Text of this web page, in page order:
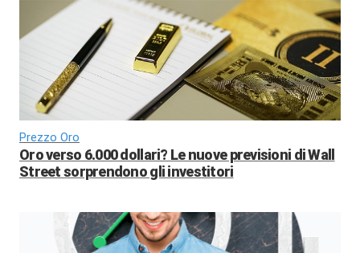
Prezzo Oro
Oro verso 6.000 dollari? Le nuove previsioni di Wall
Street sorprendono gli investitori